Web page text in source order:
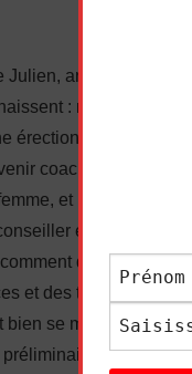
Julien, ancien timide
: manque de
érection,
coach en
et même à
également les
donner du
et des techniques
se masturber.
préliminaires,